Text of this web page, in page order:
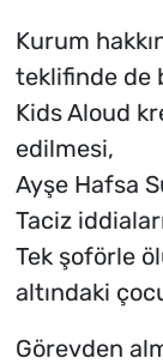
Kurum
teklifinde de
Kids Aloud
edilmesi,
Ayşe Hafsa
Taciz
Tek şoförle
altındaki
Görevden